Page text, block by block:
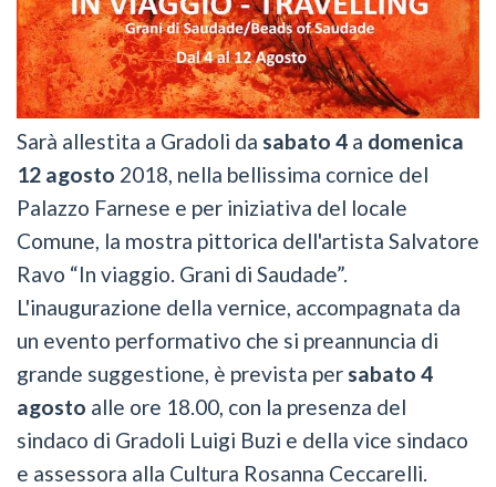
Sarà allestita a Gradoli da sabato 4 a domenica
12 agosto 2018, nella bellissima cornice del
Palazzo Farnese e per iniziativa del locale
Comune, la mostra pittorica dell'artista Salvatore
Ravo “In viaggio. Grani di Saudade”.
L'inaugurazione della vernice, accompagnata da
un evento performativo che si preannuncia di
grande suggestione, è prevista per sabato 4
agosto alle ore 18.00, con la presenza del
sindaco di Gradoli Luigi Buzi e della vice sindaco
e assessora alla Cultura Rosanna Ceccarelli.